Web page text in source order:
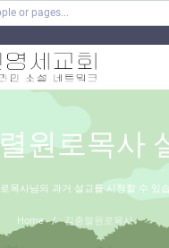
원로목사
목사님의 과거 설교를 시청할 수 있
Home / 김충렬원로목사